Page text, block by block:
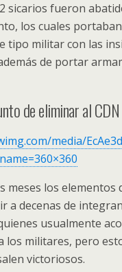
sicarios fueron
los cuales
tipo militar con las
de portar
de eliminar al CDN
media/
meses los elementos
a decenas de
usualmente
los militares, pero
victoriosos.